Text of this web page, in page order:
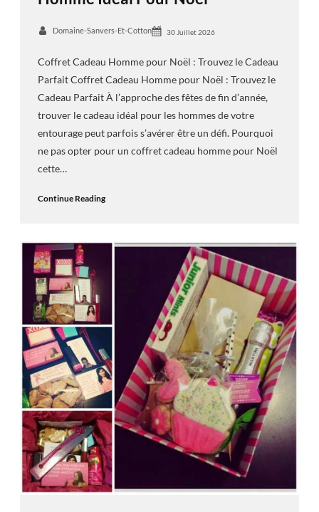
Domaine-Sanvers-Et-Cotton 30 Juillet 2026
Coffret Cadeau Homme pour Noël : Trouvez le Cadeau
Parfait Coffret Cadeau Homme pour Noël : Trouvez le
Cadeau Parfait À l’approche des fêtes de fin d’année,
trouver le cadeau idéal pour les hommes de votre
entourage peut parfois s’avérer être un défi. Pourquoi
ne pas opter pour un coffret cadeau homme pour Noël
cette…
Continue Reading